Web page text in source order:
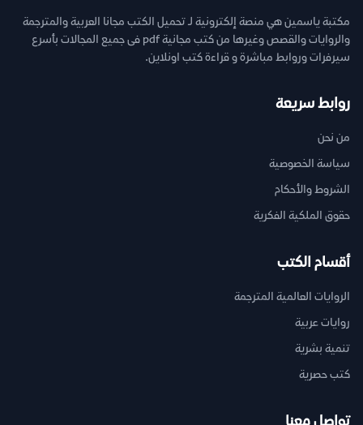
مكتبة ياسمين هي منصة إلكترونية لـ تحميل الكتب مجانا العربية والمترجمة
والروايات والقصص وغيرها من كتب مجانية pdf فى جميع المجالات بأسرع
سيرفرات وروابط مباشرة و قراءة كتب اونلاين.
روابط سريعة
من نحن
سياسة الخصوصية
الشروط والأحكام
حقوق الملكية الفكرية
أقسام الكتب
الروايات العالمية المترجمة
روايات عربية
تنمية بشرية
كتب حصرية